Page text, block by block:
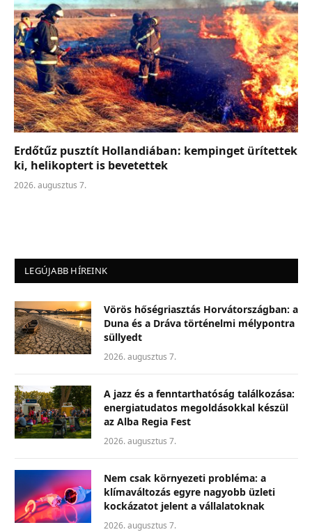
Erdőtűz pusztít Hollandiában: kempinget ürítettek
ki, helikoptert is bevetettek
2026. augusztus 7.
LEGÚJABB HÍREINK
Vörös hőségriasztás Horvátországban: a
Duna és a Dráva történelmi mélypontra
süllyedt
2026. augusztus 7.
A jazz és a fenntarthatóság találkozása:
energiatudatos megoldásokkal készül
az Alba Regia Fest
2026. augusztus 7.
Nem csak környezeti probléma: a
klímaváltozás egyre nagyobb üzleti
kockázatot jelent a vállalatoknak
2026. augusztus 7.